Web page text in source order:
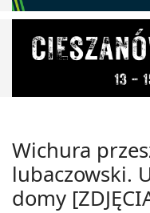
Wichura
lubaczowski.
domy